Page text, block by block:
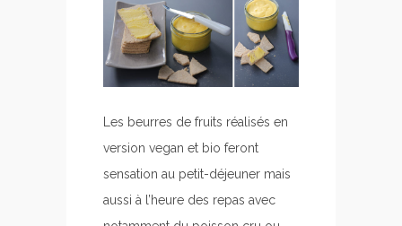
Les beurres de fruits réalisés en
version vegan et bio feront
sensation au petit-déjeuner mais
aussi à l’heure des repas avec